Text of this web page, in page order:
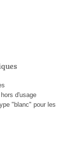
d'usage
"blanc" pour les